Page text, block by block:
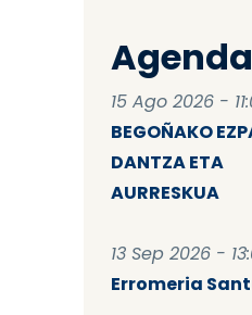
Agenda
15 Ago 2026 -
BEGOÑAKO
DANTZA ETA
AURRESKUA
13 Sep 2026 -
Erromeria